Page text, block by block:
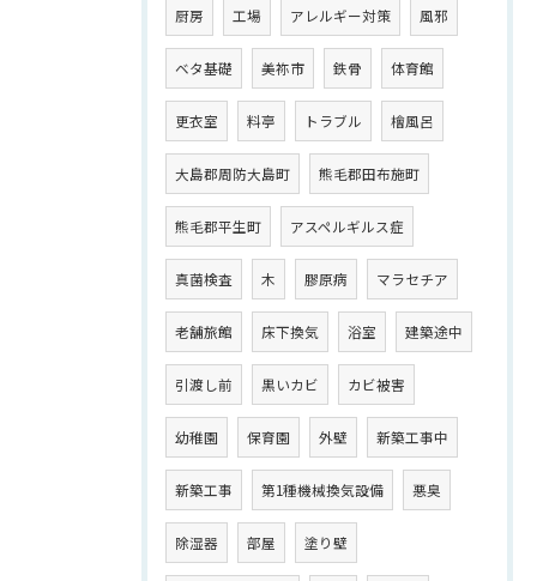
厨房 工場 アレルギー対策 風邪
ベタ基礎 美祢市 鉄骨 体育館
更衣室 料亭 トラブル 檜風呂
大島郡周防大島町 熊毛郡田布施町
熊毛郡平生町 アスペルギルス症
真菌検査 木 膠原病 マラセチア
老舗旅館 床下換気 浴室 建築途中
引渡し前 黒いカビ カビ被害
幼稚園 保育園 外壁 新築工事中
新築工事 第1種機械換気設備 悪臭
除湿器 部屋 塗り壁